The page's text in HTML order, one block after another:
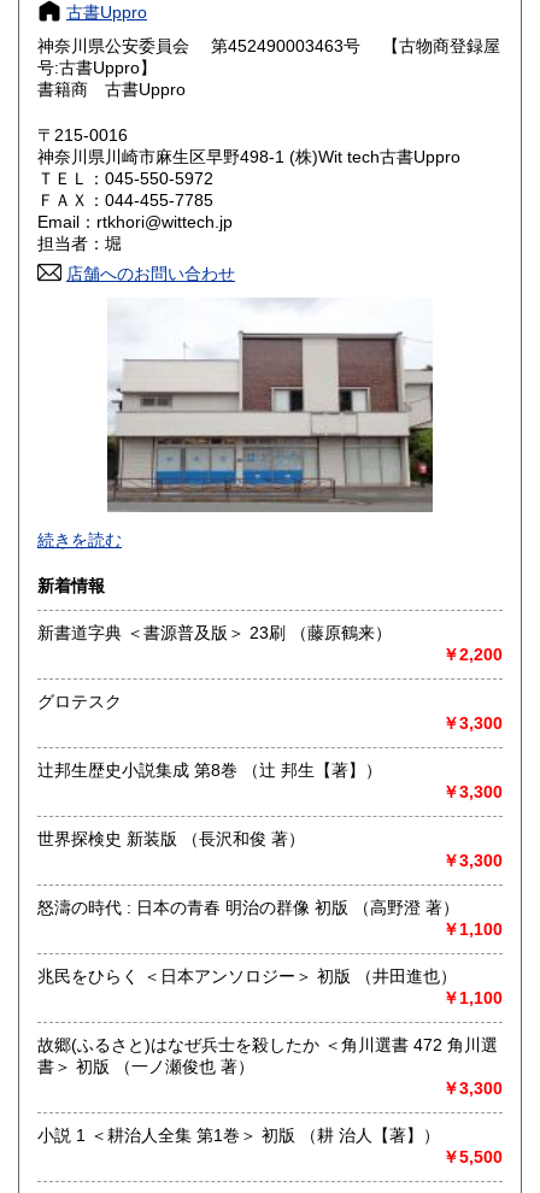
鳥取県 600円 島根県 600円
山口県 600円 徳島県 600円
香川県 600円
高知県 600円
長崎県
600円
鹿児島県
600円
古書Uppro
神奈川県公安委員会 第452490003463号 【古物商登録屋
号:古書Uppro】
書籍商 古書Uppro
〒215-0016
神奈川県川崎市麻生区早野498-1 (株)Wit tech古書Uppro
ＴＥＬ：045-550-5972
ＦＡＸ：044-455-7785
Email：rtkhori@wittech.jp
担当者：堀
店舗へのお問い合わせ
はじめまして、株式会社Wit tech 古書Upproと申します。読
み方は【カブシキガイシャ ウイットテック】 【コショ
アプロ】です。どうぞよろしくお願いいたします。
基本的に『日本の古本屋』サイトからのご注文で承ります
が、ご都合の悪い場合は、【FAX】、【はがき等】のご注文
【FAX 】 044－455-7785
【はがき送付先】
〒215-0016 川崎市麻生区早野498-1(株)Wit tech古書Uppro
※2026年5月から電話注文は都合により廃止いたしました。
申し訳ございません。FAXで対応いたしますのでよろしくお
願いいたします。
続きを読む
新着情報
新書道字典 ＜書源普及版＞ 23刷 （藤原鶴来）
￥2,200
グロテスク
￥3,300
辻邦生歴史小説集成 第8巻 （辻 邦生【著】）
￥3,300
世界探検史 新装版 （長沢和俊 著）
￥3,300
怒濤の時代 : 日本の青春 明治の群像 初版 （高野澄 著）
￥1,100
兆民をひらく ＜日本アンソロジー＞ 初版 （井田進也）
￥1,100
故郷(ふるさと)はなぜ兵士を殺したか ＜角川選書 472 角川選
書＞ 初版 （一ノ瀬俊也 著）
￥3,300
小説 1 ＜耕治人全集 第1巻＞ 初版 （耕 治人【著】）
￥5,500